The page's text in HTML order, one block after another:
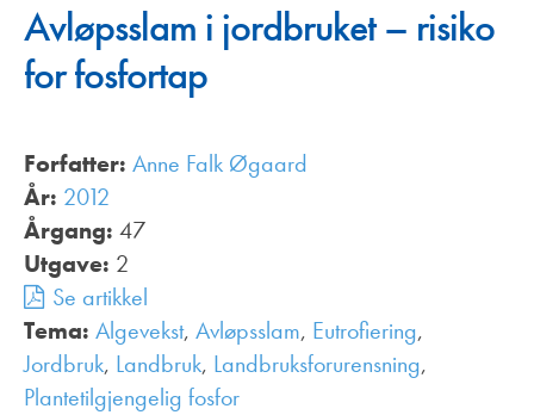
Avløpsslam i jordbruket – risiko
for fosfortap
Forfatter: Anne Falk Øgaard
År: 2012
Årgang: 47
Utgave: 2
Se artikkel
Tema: Algevekst, Avløpsslam, Eutrofiering,
Jordbruk, Landbruk, Landbruksforurensning,
Plantetilgjengelig fosfor